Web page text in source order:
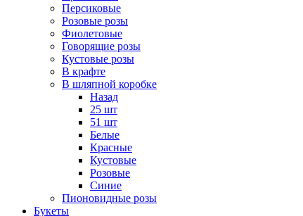
Персиковые
Розовые розы
Фиолетовые
Говорящие розы
Кустовые розы
В крафте
В шляпной коробке
Назад
25 шт
51 шт
Белые
Красные
Кустовые
Розовые
Синие
Пионовидные розы
Букеты